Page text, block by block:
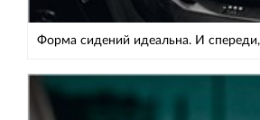
Форма сидений идеальна. И